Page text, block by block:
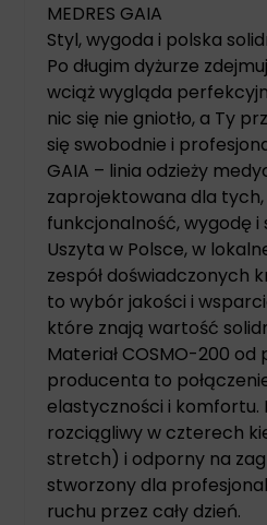
MEDRES GAIA
Styl, wygoda i polska
Po długim dyżurze
wciąż wygląda
nic się nie gniotło, a Ty
się swobodnie i
GAIA – linia odzieży
zaprojektowana dla
funkcjonalność, wygodę i
Uszyta w Polsce, w
zespół doświadczonych
to wybór jakości i
które znają wartość
Materiał COSMO-200 od
producenta to
elastyczności i komfortu.
rozciągliwy w czterech
stretch) i odporny na
stworzony dla
ruchu przez cały dzień.